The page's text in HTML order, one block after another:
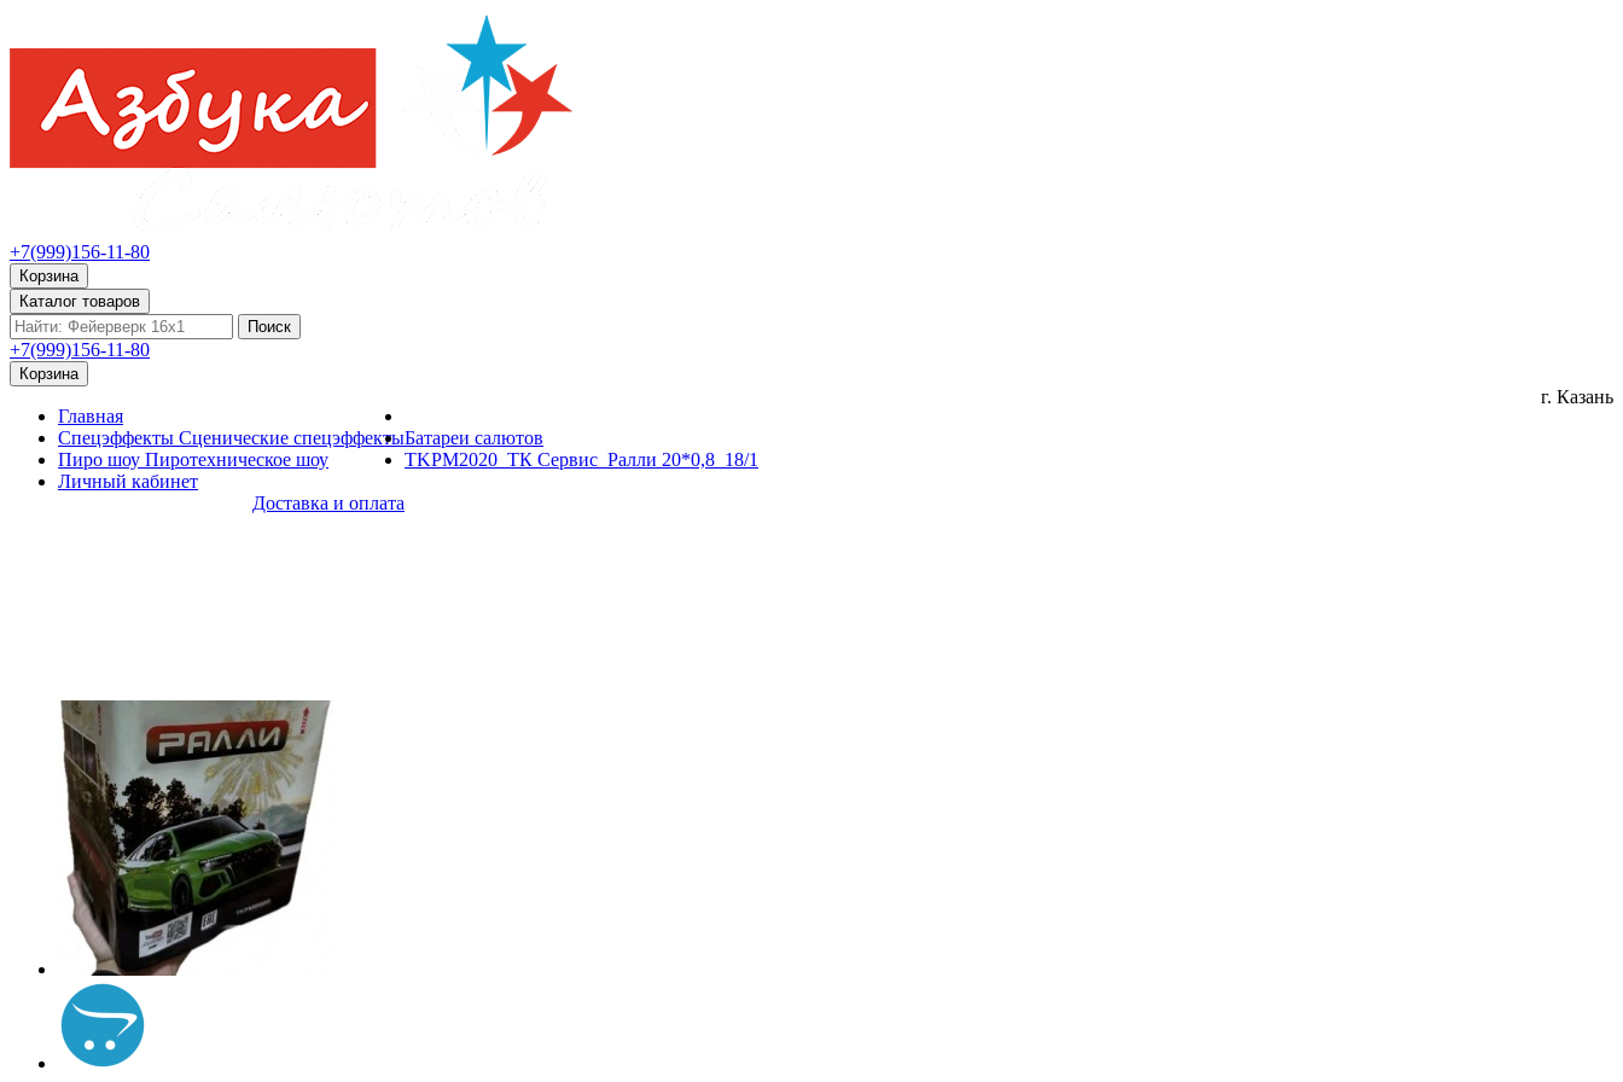
+7(999)156-11-80
Корзина
Каталог товаров
Поиск
+7(999)156-11-80
Корзина
Главная
Спецэффекты Сценические спецэффекты
Пиро шоу Пиротехническое шоу
Личный кабинет
Доставка и оплата
г. Казань
Батареи салютов
TKPM2020_ТК Сервис_Ралли 20*0,8_18/1